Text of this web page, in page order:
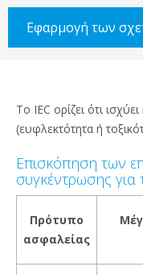
Εφαρμογή των
Το IEC ορίζει ότι
(ευφλεκτότητα ή
Επισκόπηση των
συγκέντρωσης για
Πρότυπο
ασφαλείας